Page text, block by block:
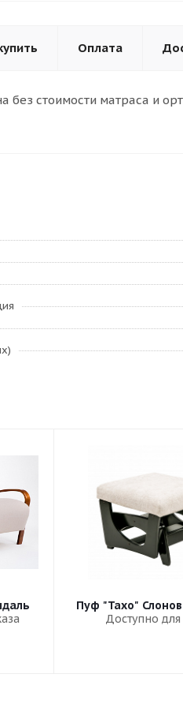
Оплата
без стоимости матраса и
Пуф "Тахо"
Доступно для